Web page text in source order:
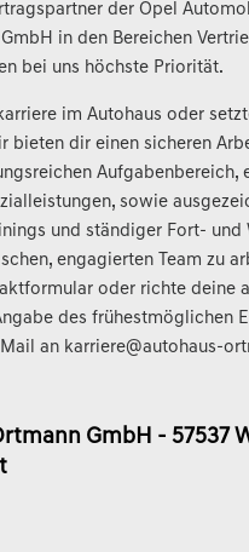
der Opel
in den Bereichen
bei uns höchste Priorität.
im Autohaus oder
bieten dir einen sicheren
Aufgabenbereich,
sowie
und ständiger Fort- und
engagierten Team zu
oder richte deine
des frühestmöglichen
an karriere@autohaus-
GmbH - 57537